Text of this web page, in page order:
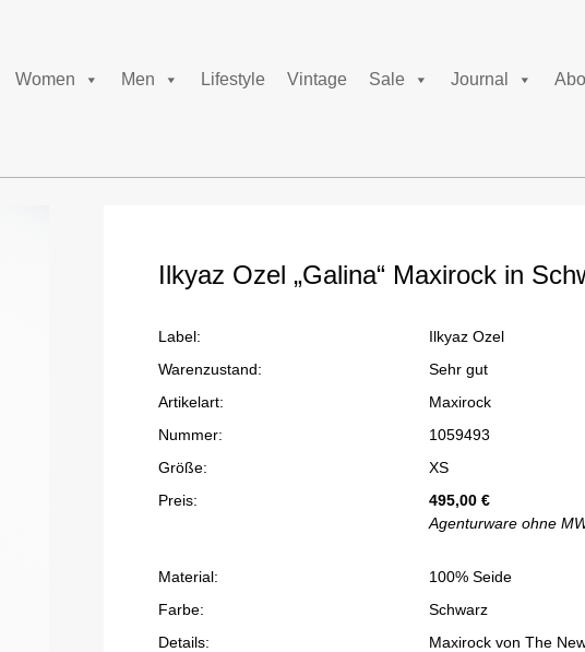
Women Men Lifestyle Vintage Sale Journal
Ilkyaz Ozel „Galina“ Maxirock in
Label:
Ilkyaz Ozel
Warenzustand:
Sehr gut
Artikelart:
Maxirock
Nummer:
1059493
Größe:
XS
Preis:
495,00 €
Agenturware ohne
Material:
100% Seide
Farbe:
Schwarz
Details:
Maxirock von The